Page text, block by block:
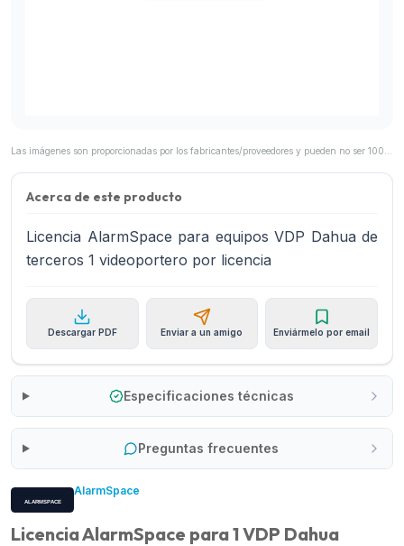
Acerca de este producto
Licencia AlarmSpace para equipos VDP Dahua de
terceros 1 videoportero por licencia
Descargar PDF Enviar a un amigo Enviármelo por email
Especificaciones técnicas
Preguntas frecuentes
AlarmSpace
Licencia AlarmSpace para 1 VDP Dahua